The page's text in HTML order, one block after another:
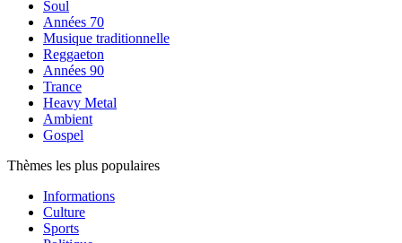
Soul
Années 70
Musique traditionnelle
Reggaeton
Années 90
Trance
Heavy Metal
Ambient
Gospel
Thèmes les plus populaires
Informations
Culture
Sports